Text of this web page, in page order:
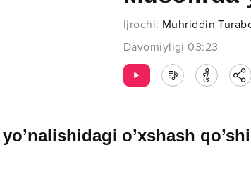
Ijrochi: Muhriddin
Davomiyligi 03:23
yo’nalishidagi o’xshash